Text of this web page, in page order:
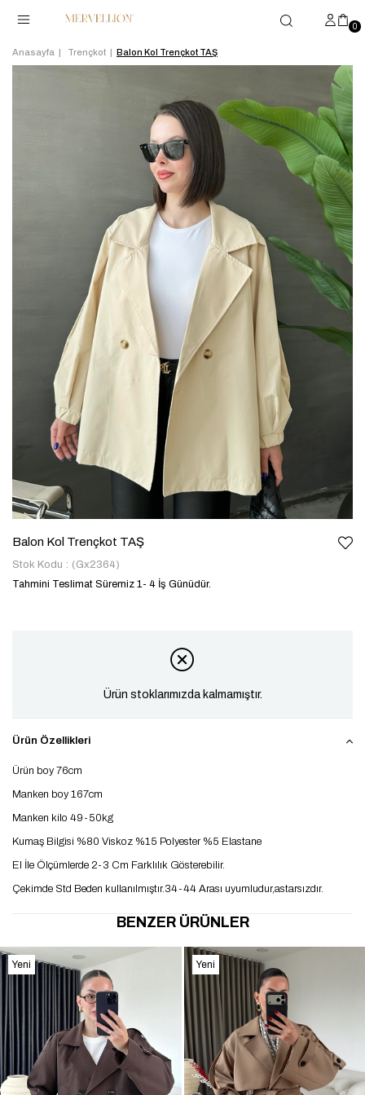
0
Anasayfa Trençkot Balon Kol Trençkot TAŞ
Balon Kol Trençkot TAŞ
Stok Kodu
(Gx2364)
Tahmini Teslimat Süremiz 1- 4 İş Günüdür.
Ürün stoklarımızda kalmamıştır.
Ürün Özellikleri
Ürün boy 76cm
Manken boy 167cm
Manken kilo 49-50kg
Kumaş Bilgisi %80 Viskoz %15 Polyester %5 Elastane
El İle Ölçümlerde 2-3 Cm Farklılık Gösterebilir.
Çekimde Std Beden kullanılmıştır.34-44 Arası uyumludur,astarsızdır.
BENZER ÜRÜNLER
Yeni
Yeni